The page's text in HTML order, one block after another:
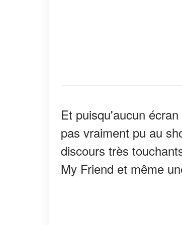
Et puisqu'aucun
pas vraiment pu au
discours très
My Friend et même